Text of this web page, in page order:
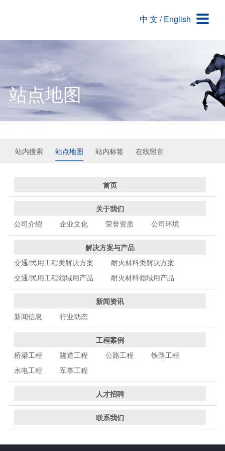
公司介绍
荣誉资质
公司环境
交通/民用工程类解决方案
耐火材料类解决方案
交通/民用工程领域用产品
耐火材料领域用产品
新闻信息
桥梁工程
公路工程
铁路工程
军事工程

中 文 / English
站点地图
首页 -站点地图
站内搜索 站点地图 站内标签 在线留言
首页
关于我们
公司介绍
企业文化 荣誉资质 公司环境
解决方案与产品
交通/民用工程类解决方案
耐火材料类解决方案
交通/民用工程领域用产品
耐火材料领域用产品
新闻资讯
新闻信息
行业动态
工程案例
桥梁工程
隧道工程 公路工程
铁路工程
水电工程
军事工程
人才招聘
联系我们